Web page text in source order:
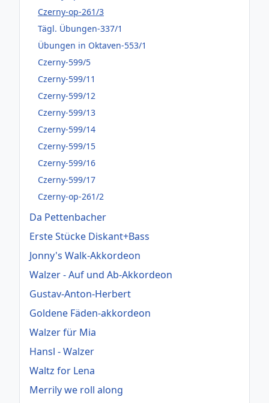
Czerny-op-261/3
Tägl. Übungen-337/1
Übungen in Oktaven-553/1
Czerny-599/5
Czerny-599/11
Czerny-599/12
Czerny-599/13
Czerny-599/14
Czerny-599/15
Czerny-599/16
Czerny-599/17
Czerny-op-261/2
Da Pettenbacher
Erste Stücke Diskant+Bass
Jonny's Walk-Akkordeon
Walzer - Auf und Ab-Akkordeon
Gustav-Anton-Herbert
Goldene Fäden-akkordeon
Walzer für Mia
Hansl - Walzer
Waltz for Lena
Merrily we roll along